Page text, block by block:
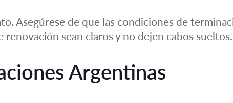
Asegúrese de que las condiciones de
sean claros y no dejen cabos sueltos.
Argentinas